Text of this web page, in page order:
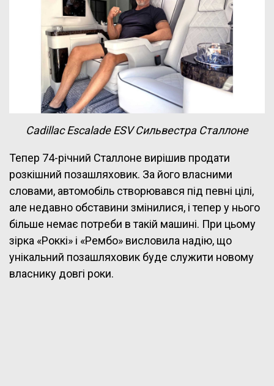
Cadillac Escalade ESV Сильвестра Сталлоне
Тепер 74-річний Сталлоне вирішив продати
розкішний позашляховик. За його власними
словами, автомобіль створювався під певні цілі,
але недавно обставини змінилися, і тепер у нього
більше немає потреби в такій машині. При цьому
зірка «Роккі» і «Рембо» висловила надію, що
унікальний позашляховик буде служити новому
власнику довгі роки.